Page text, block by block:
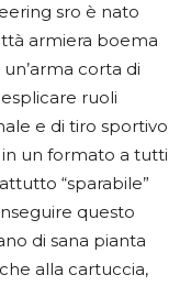
sro è nato
armiera boema
corta di
ruoli
e di tiro sportivo
in un formato a tutti
“sparabile”
questo
di sana pianta
alla cartuccia,